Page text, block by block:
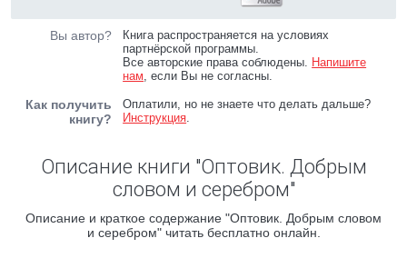
Вы автор?
Книга распространяется на условиях
партнёрской программы.
Все авторские права соблюдены. Напишите
нам, если Вы не согласны.
Как получить
книгу?
Оплатили, но не знаете что делать дальше?
Инструкция.
Описание книги "Оптовик. Добрым
словом и серебром"
Описание и краткое содержание "Оптовик. Добрым словом
и серебром" читать бесплатно онлайн.